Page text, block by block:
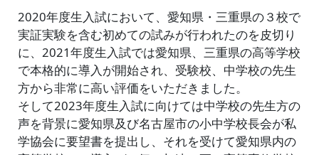
2020年度生入試において、愛知県・三重県の３校で
実証実験を含む初めての試みが行われたのを皮切り
に、2021年度生入試では愛知県、三重県の高等学校
で本格的に導入が開始され、受験校、中学校の先生
方から非常に高い評価をいただきました。
そして2023年度生入試に向けては中学校の先生方の
声を背景に愛知県及び名古屋市の小中学校長会が私
学協会に要望書を提出し、それを受けて愛知県内の